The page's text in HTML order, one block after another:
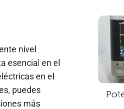
nivel
esencial en el
en el
puedes
más